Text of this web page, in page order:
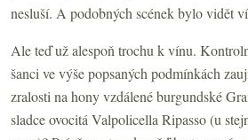
nesluší. A podobných scének bylo vidět
Ale teď už alespoň trochu k vínu.
šanci ve výše popsaných podmínkách
zralosti na hony vzdálené burgundské
sladce ovocitá Valpolicella Ripasso (u